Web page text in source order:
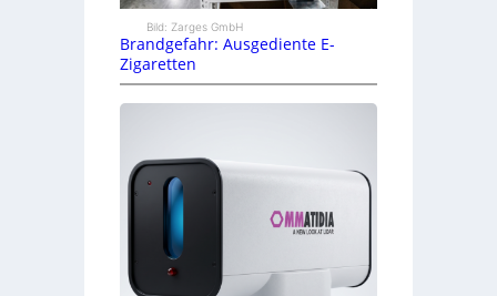
Bild: Zarges GmbH
Brandgefahr: Ausgediente E-
Zigaretten